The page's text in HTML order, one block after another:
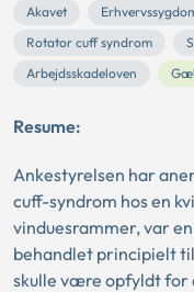
Akavet
Rotator cuff syndrom
Arbejdsskadeloven
Resume:
Ankestyrelsen har
cuff-syndrom hos en
vinduesrammer, var
behandlet principielt
skulle være opfyldt for